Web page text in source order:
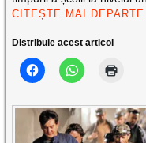
CITEȘTE MAI DEPARTE
Distribuie acest articol